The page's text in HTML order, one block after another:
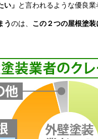
い」 と言われるような優良業
うのは、 この２つの屋根塗